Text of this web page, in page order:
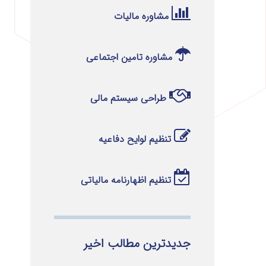
مشاوره مالیات
مشاوره تامین اجتماعی
طراحی سیستم مالی
تنظیم لوایح دفاعیه
تنظیم اظهارنامه مالیاتی
جدیدترین مطالب اخیر